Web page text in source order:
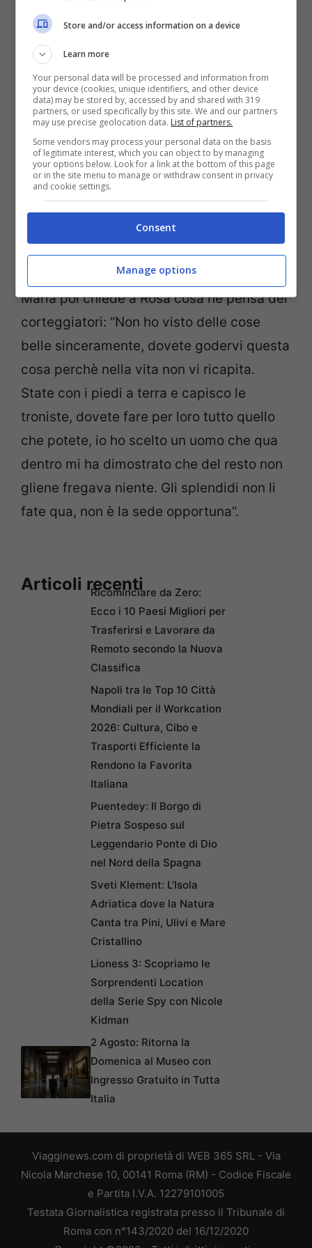
“Non ero felice ero rimbecillita Maria –
spiega Rosa – Ogni volta che torno qui e
che rivedo la scelta con Pietro è come se
fosse la prima volta, io voglio dire ai
corteggiatori che hanno una fortuna
infinita, che devono lasciar stare tutto il
resto e approfittare della situazione
che Uomini e Donne potrebbe farvi il
regalo più bello della vostra vita”.
Maria poi chiede a Rosa cosa ne pensa dei
corteggiatori: “Non ho visto delle cose
belle sinceramente, dovete godervi questa
cosa perchè nella vita non vi ricapita.
State con i piedi a terra e capisco le
troniste, dovete fare per loro tutto quello
che potete, io ho scelto un uomo che qua
dentro mi ha dimostrato che del resto non
gliene fregava niente. Gli splendidi non li
fate qua, non è la sede opportuna”.
Articoli recentiRicominciare da Zero:
Ecco i 10 Paesi Migliori per
Trasferirsi e Lavorare da
Remoto secondo la Nuova
Classifica
Napoli tra le Top 10 Città
Mondiali per il Workcation
2026: Cultura, Cibo e
Trasporti Efficiente la
Rendono la Favorita
Italiana
Puentedey: Il Borgo di
Pietra Sospeso sul
Leggendario Ponte di Dio
nel Nord della Spagna
Sveti Klement: L’Isola
Adriatica dove la Natura
Canta tra Pini, Ulivi e Mare
Cristallino
Lioness 3: Scopriamo le
Sorprendenti Location
della Serie Spy con Nicole
Kidman
2 Agosto: Ritorna la
Domenica al Museo con
Ingresso Gratuito in Tutta
Italia
Viagginews.com di proprietà di WEB 365 SRL - Via
Nicola Marchese 10, 00141 Roma (RM) - Codice Fiscale
e Partita I.V.A. 12279101005
Testata Giornalistica registrata presso il Tribunale di
Roma con n°143/2020 del 16/12/2020
Store and/or access information on a device
Learn more
Your personal data will be processed and information from
your device (cookies, unique identifiers, and other device
data) may be stored by, accessed by and shared with 319
partners, or used specifically by this site. We and our partners
may use precise geolocation data. List of partners.
Some vendors may process your personal data on the basis
of legitimate interest, which you can object to by managing
your options below. Look for a link at the bottom of this page
or in the site menu to manage or withdraw consent in privacy
and cookie settings.
Consent
Manage options